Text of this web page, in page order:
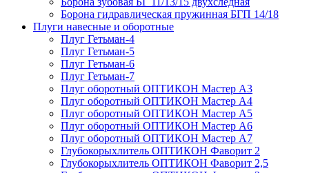
Борона гидравлическая пружинная БГП 14/18
Плуги навесные и оборотные
Плуг Гетьман-4
Плуг Гетьман-5
Плуг Гетьман-6
Плуг Гетьман-7
Плуг оборотный ОПТИКОН Мастер А3
Плуг оборотный ОПТИКОН Мастер А4
Плуг оборотный ОПТИКОН Мастер А5
Плуг оборотный ОПТИКОН Мастер А6
Плуг оборотный ОПТИКОН Мастер А7
Глубокорыхлитель ОПТИКОН Фаворит 2
Глубокорыхлитель ОПТИКОН Фаворит 2,5